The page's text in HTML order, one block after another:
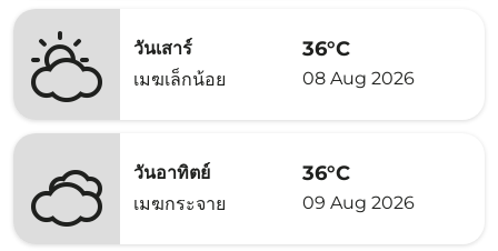
วันเสาร์
เมฆเล็กน้อย
36°C
08 Aug 2026
วันอาทิตย์
เมฆกระจาย
36°C
09 Aug 2026